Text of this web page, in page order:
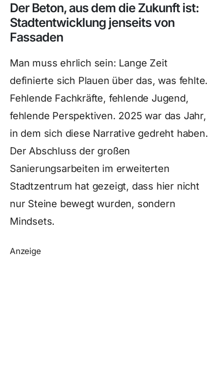
Der Beton, aus dem die Zukunft ist:
Stadtentwicklung jenseits von
Fassaden
Man muss ehrlich sein: Lange Zeit
definierte sich Plauen über das, was fehlte.
Fehlende Fachkräfte, fehlende Jugend,
fehlende Perspektiven. 2025 war das Jahr,
in dem sich diese Narrative gedreht haben.
Der Abschluss der großen
Sanierungsarbeiten im erweiterten
Stadtzentrum hat gezeigt, dass hier nicht
nur Steine bewegt wurden, sondern
Mindsets.
Anzeige